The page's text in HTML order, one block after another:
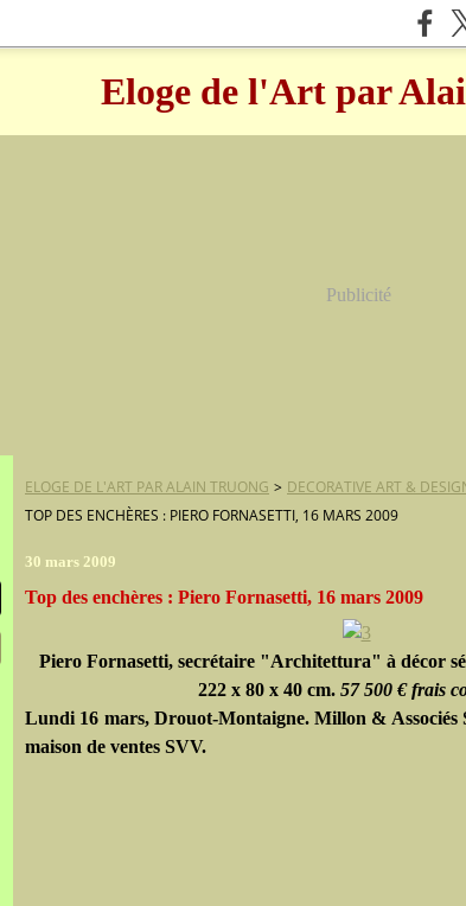
Eloge de l'Art par
Publicité
ELOGE DE L'ART PAR ALAIN TRUONG > DECORATIVE ART &
TOP DES ENCHÈRES : PIERO FORNASETTI, 16 MARS 2009
30 mars 2009
Top des enchères : Piero Fornasetti, 16 mars 2009
Piero Fornasetti, secrétaire "Architettura" à décor
222 x 80 x 40 cm. 57 500 € frais
Lundi 16 mars, Drouot-Montaigne. Millon & Associés
maison de ventes SVV.